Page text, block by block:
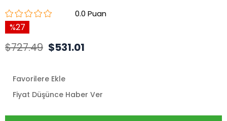
0.0
27
$727.49 $531.01
Favorilere Ekle
Fiyat Düşünce Haber Ver